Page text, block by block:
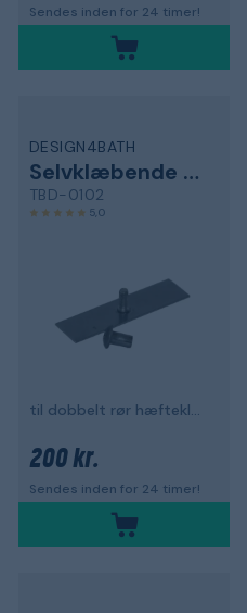
Sendes inden for 24 timer!
DESIGN4BATH
Selvklæbende plade
TBD-0102
5,0
til dobbelt rør hæfteklammer, 10-pak
200 kr.
Sendes inden for 24 timer!